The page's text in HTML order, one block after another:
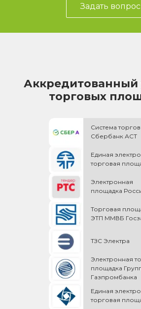
Задать вопрос
Аккредитованный
торговых
Система торгов
Сбербанк АСТ
Единая
торговая
Электронная
площадка
Торговая
ЭТП ММВБ
ТЗС Электра
Электронная
площадка
Газпромбанка
Единая
торговая